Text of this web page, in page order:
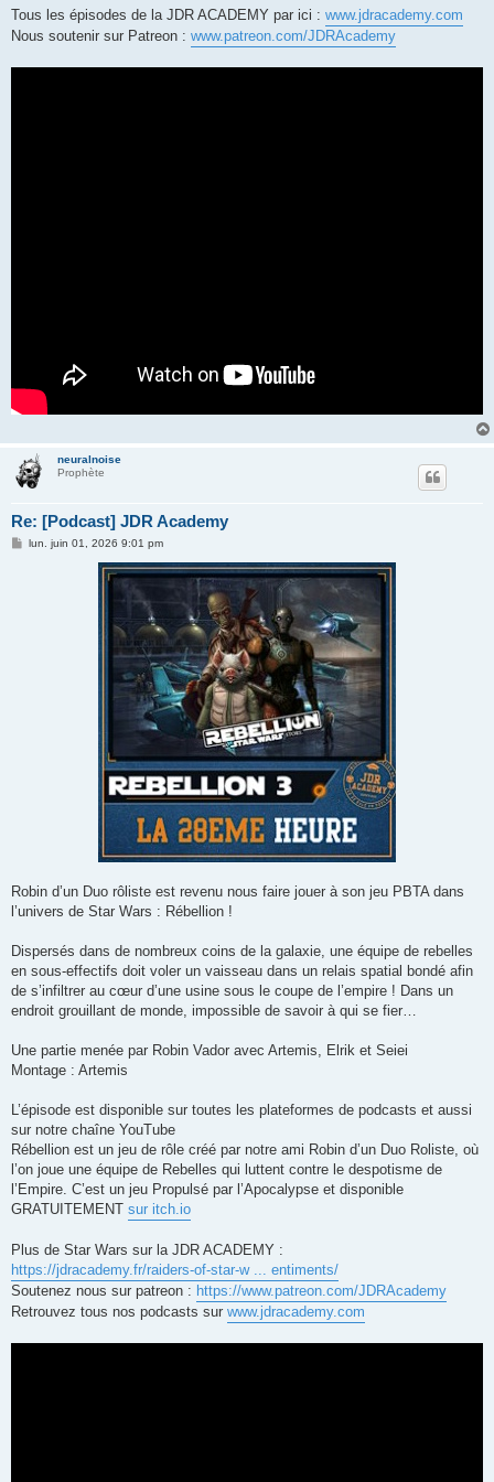
Tous les épisodes de la JDR ACADEMY par ici : www.jdracademy.com
Nous soutenir sur Patreon : www.patreon.com/JDRAcademy
neuralnoise
Prophète
Re: [Podcast] JDR Academy
Mlun. juin 01, 2026 9:01 pm
Robin d’un Duo rôliste est revenu nous faire jouer à son jeu PBTA dans
l’univers de Star Wars : Rébellion !
Dispersés dans de nombreux coins de la galaxie, une équipe de rebelles
en sous-effectifs doit voler un vaisseau dans un relais spatial bondé afin
de s’infiltrer au cœur d’une usine sous le coupe de l’empire ! Dans un
endroit grouillant de monde, impossible de savoir à qui se fier…
Une partie menée par Robin Vador avec Artemis, Elrik et Seiei
Montage : Artemis
L’épisode est disponible sur toutes les plateformes de podcasts et aussi
sur notre chaîne YouTube
Rébellion est un jeu de rôle créé par notre ami Robin d’un Duo Roliste, où
l’on joue une équipe de Rebelles qui luttent contre le despotisme de
l’Empire. C’est un jeu Propulsé par l’Apocalypse et disponible
GRATUITEMENT sur itch.io
Plus de Star Wars sur la JDR ACADEMY :
https://jdracademy.fr/raiders-of-star-w ... entiments/
Soutenez nous sur patreon : https://www.patreon.com/JDRAcademy
Retrouvez tous nos podcasts sur www.jdracademy.com